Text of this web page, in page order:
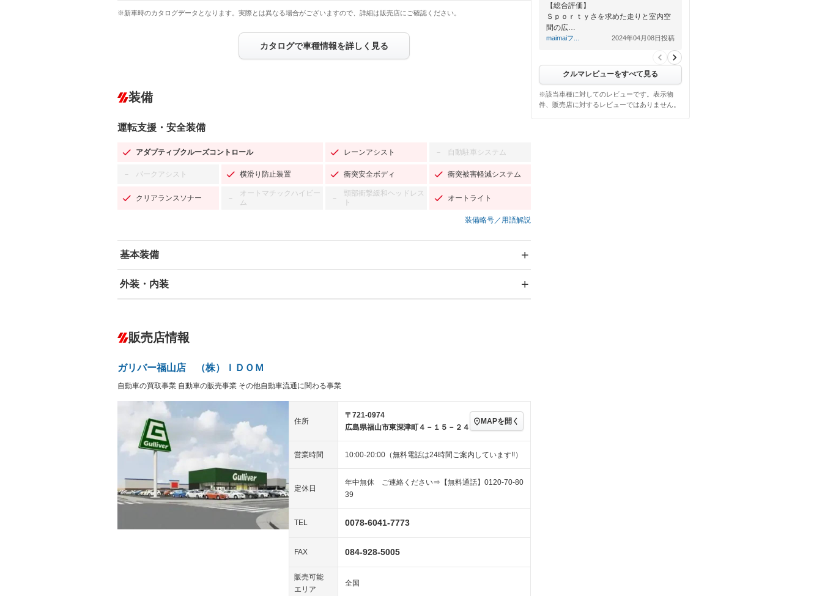
※新車時のカタログデータとなります。実際とは異なる場合がございますので、詳細は販売店にご確認ください。
カタログで車種情報を詳しく見る
装備
運転支援・安全装備
アダプティブクルーズコントロール レーンアシスト － 自動駐車システム
－ パークアシスト 横滑り防止装置 衝突安全ボディ 衝突被害軽減システム
クリアランスソナー －
オートマチックハイビー
ム
－
頸部衝撃緩和ヘッドレス
ト
オートライト
装備略号／用語解説
基本装備
エアバッグ：運転席/助手席/サイド
－ ダウンヒルアシストコントロール
－ Bluetooth接続 100V電源
装備略号／用語解説
外装・内装
－ オーディオ
－
ヘッドライトウォッシャ
ー
－ 革シート
LEDヘッドランプ － HID(キセノンライト) －
スマートキー ローダウン
ランフラットタイヤ － パワーシート 3列シート ベンチシート
フルフラットシート － チップアップシート オットマン － 電動格納サードシート
シートヒーター － ウォークスルー 後席モニター 電動リアゲート
－ フロントカメラ － シートエアコン 全周囲カメラ
エアサスペンション
販売店情報
ガリバー福山店 （株）ＩＤＯＭ
自動車の買取事業 自動車の販売事業 その他自動車流通に関わる事業
住所
〒721-0974
広島県福山市東深津町４－１５－２４
MAPを開く
営業時間 10:00-20:00（無料電話は24時間ご案内しています!!）
定休日
年中無休 ご連絡ください⇒【無料通話】0120-70-80
39
TEL 0078-6041-7773
FAX 084-928-5005
販売可能
エリア
全国
【総合評価】
Ｓｐｏｒｔｙさを求めた走りと室内空
間の広…
maimaiフ... 2024年04月08日投稿
クルマレビューをすべて見る
※該当車種に対してのレビューです。表示物
件、販売店に対するレビューではありません。